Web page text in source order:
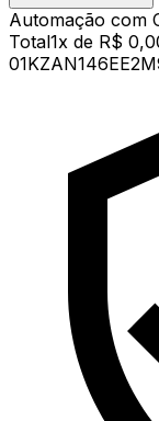
Automação com
Total1x de R$